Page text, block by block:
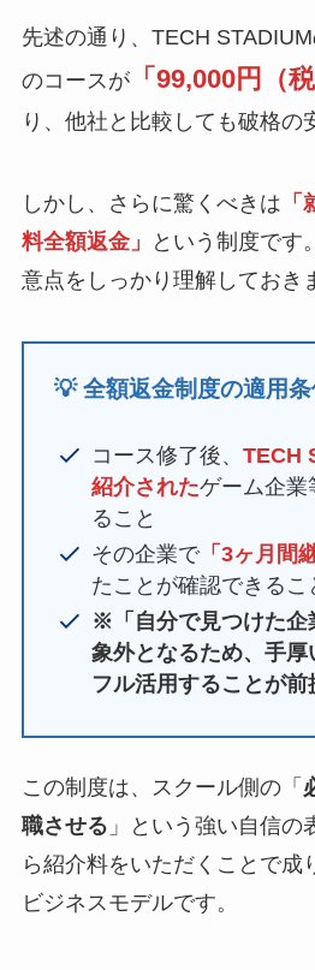
先述の通り、TECH
のコースが「99,000円（税
り、他社と比較しても破格の
しかし、さらに驚くべきは
料全額返金」
という制度です
意点をしっかり理解しておき
💡 全額返金制度の適用
コース修了後、TECH
紹介されたゲーム企業
ること
その企業で「3ヶ月間
たことが確認できるこ
※「自分で見つけた企
象外となるため、手
フル活用することが前
この制度は、スクール側の「
職させる 」という強い自信の
ら紹介料をいただくことで成
ビジネスモデルです。